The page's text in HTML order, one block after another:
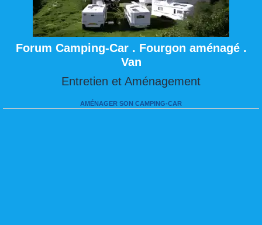
Forum Camping-Car . Fourgon aménagé .
Van
Entretien et Aménagement
AMÉNAGER SON CAMPING-CAR